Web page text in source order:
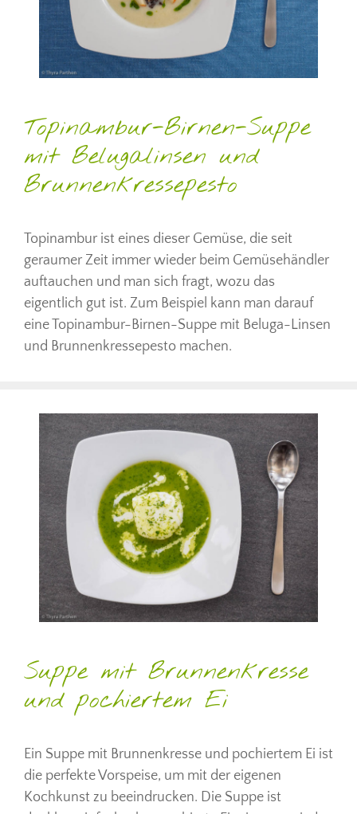
Topinambur-Birnen-Suppe
mit Belugalinsen und
Brunnenkressepesto
Topinambur ist eines dieser Gemüse, die seit
geraumer Zeit immer wieder beim Gemüsehändler
auftauchen und man sich fragt, wozu das
eigentlich gut ist. Zum Beispiel kann man darauf
eine Topinambur-Birnen-Suppe mit Beluga-Linsen
und Brunnenkressepesto machen.
Suppe mit Brunnenkresse
und pochiertem Ei
Ein Suppe mit Brunnenkresse und pochiertem Ei ist
die perfekte Vorspeise, um mit der eigenen
Kochkunst zu beeindrucken. Die Suppe ist